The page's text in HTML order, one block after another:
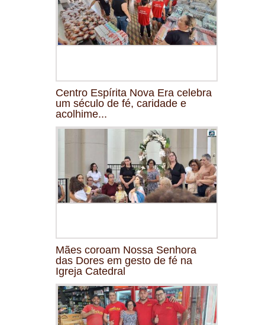
Centro Espírita Nova Era celebra
um século de fé, caridade e
acolhime...
Mães coroam Nossa Senhora
das Dores em gesto de fé na
Igreja Catedral